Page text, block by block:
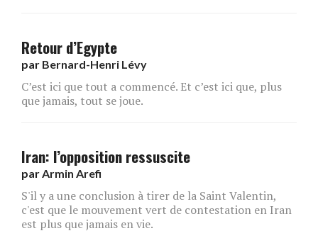
Retour d’Egypte
par Bernard-Henri Lévy
C’est ici que tout a commencé. Et c’est ici que, plus
que jamais, tout se joue.
Iran: l’opposition ressuscite
par Armin Arefi
S'il y a une conclusion à tirer de la Saint Valentin,
c'est que le mouvement vert de contestation en Iran
est plus que jamais en vie.